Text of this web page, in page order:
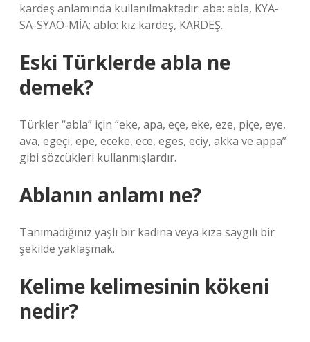
kardeş anlamında kullanılmaktadır: aba: abla, KYA-
SA-SYAÖ-MİA; ablo: kız kardeş, KARDEŞ.
Eski Türklerde abla ne
demek?
Türkler “abla” için “eke, apa, eçe, eke, eze, piçe, eye,
ava, egeçi, epe, eceke, ece, eges, eciy, akka ve appa”
gibi sözcükleri kullanmışlardır.
Ablanın anlamı ne?
Tanımadığınız yaşlı bir kadına veya kıza saygılı bir
şekilde yaklaşmak.
Kelime kelimesinin kökeni
nedir?